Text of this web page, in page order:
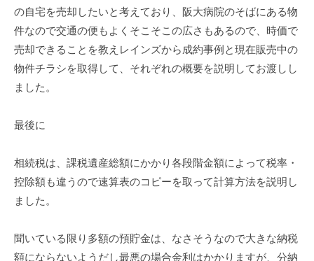
の自宅を売却したいと考えており、阪大病院のそばにある物
件なので交通の便もよくそこそこの広さもあるので、時価で
売却できることを教えレインズから成約事例と現在販売中の
物件チラシを取得して、それぞれの概要を説明してお渡しし
ました。
最後に
相続税は、課税遺産総額にかかり各段階金額によって税率・
控除額も違うので速算表のコピーを取って計算方法を説明し
ました。
聞いている限り多額の預貯金は、なさそうなので大きな納税
額にならないようだし最悪の場合金利はかかりますが、分納